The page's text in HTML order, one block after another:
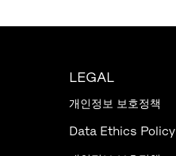
LEGAL
개인정보 보호정책
Data Ethics Policy